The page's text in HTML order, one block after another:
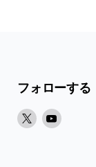
フォローする
X
Youtube